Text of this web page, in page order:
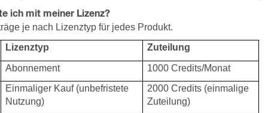
ich mit meiner Lizenz?
je nach Lizenztyp für jedes Produkt.
Lizenztyp
Zuteilung
Abonnement
1000 Credits/Monat
Einmaliger Kauf (unbefristete
Nutzung)
2000 Credits (einmalige
Zuteilung)